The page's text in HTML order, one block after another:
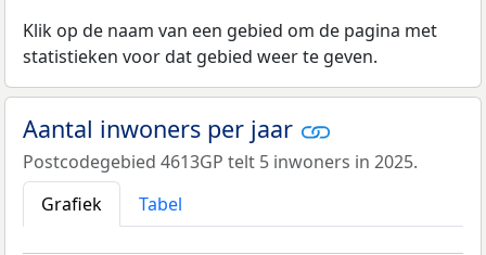
Klik op de naam van een gebied om de pagina met
statistieken voor dat gebied weer te geven.
Aantal inwoners per jaar
Postcodegebied 4613GP telt 5 inwoners in 2025.
Grafiek
Tabel